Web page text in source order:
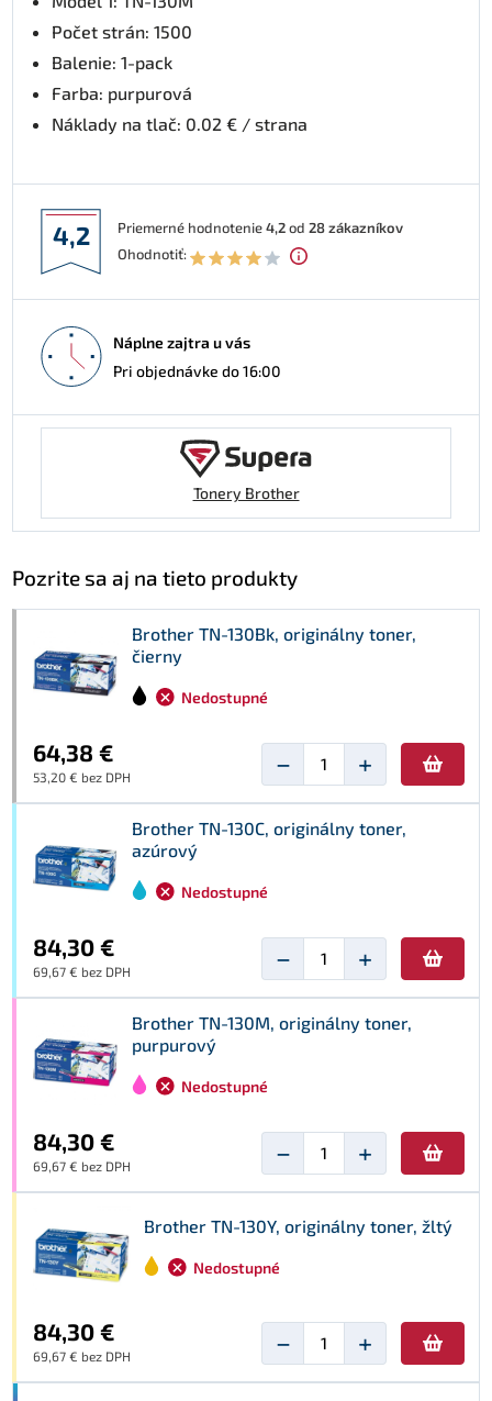
Počet strán: 1500
Balenie: 1-pack
Farba: purpurová
Náklady na tlač: 0.02 € / strana
4,2 Priemerné hodnotenie4,2od 28zákazníkov
Ohodnotiť:
Náplne zajtra u vás
Pri objednávke do 16:00
Tonery Brother
Pozrite sa aj na tieto produkty
Brother TN-130Bk, originálny toner,
čierny
Nedostupné
64,38 €
53,20 € bez DPH − +
Brother TN-130C, originálny toner,
azúrový
Nedostupné
84,30 €
69,67 € bez DPH − +
Brother TN-130M, originálny toner,
purpurový
Nedostupné
84,30 €
69,67 € bez DPH − +
Brother TN-130Y, originálny toner, žltý
Nedostupné
84,30 €
69,67 € bez DPH − +